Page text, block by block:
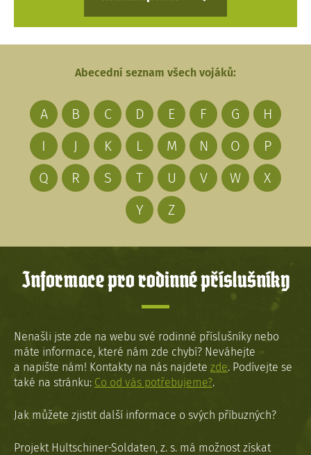
Abecední seznam všech vojáků:
A B C D E F G
H
I
J K L M N O
P
Q
R S T U V W
X
Y
Z
Informace pro rodinné příslušníky
Nenašli jste zde na webu své rodinné příslušníky nebo
máte informace, které nám zde chybí? Neváhejte
a napište nám! Kontakty na nás najdete zde. Podívejte se
také na stránku: Co od vás potřebujeme?.
Jak můžete zjistit další informace o svých příbuzných?
Projekt Hultschiner-Soldaten, z. s. má možnost získat